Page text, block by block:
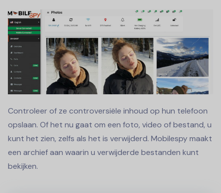
Controleer of ze controversiële inhoud op hun telefoon
opslaan. Of het nu gaat om een foto, video of bestand, u
kunt het zien, zelfs als het is verwijderd. Mobilespy maakt
een archief aan waarin u verwijderde bestanden kunt
bekijken.